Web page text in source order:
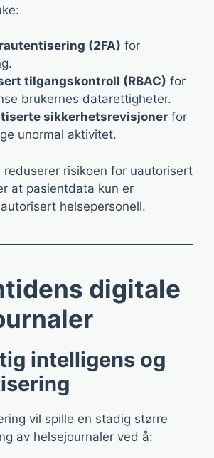
(2FA) for
tilgangskontroll (RBAC) for
brukernes datarettigheter.
sikkerhetsrevisjoner for
unormal aktivitet.
reduserer risikoen for uautorisert
at pasientdata kun er
helsepersonell.
digitale
intelligens og
vil spille en stadig større
av helsejournaler ved å: